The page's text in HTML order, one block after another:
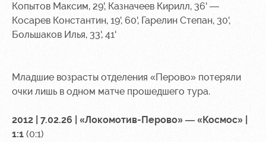
Копытов Максим, 29', Казначеев Кирилл, 36' —
Косарев Константин, 19', 60', Гарелин Степан, 30',
Большаков Илья, 33', 41'
Младшие возрасты отделения «Перово» потеряли
очки лишь в одном матче прошедшего тура.
2012 | 7.02.26 | «Локомотив-Перово» — «Космос» |
1:1 (0:1)